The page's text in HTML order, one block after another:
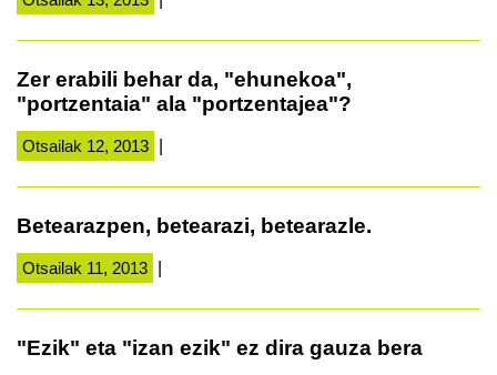
Zer erabili behar da, "ehunekoa",
"portzentaia" ala "portzentajea"?
Otsailak 12, 2013
Betearazpen, betearazi, betearazle.
Otsailak 11, 2013
"Ezik" eta "izan ezik" ez dira gauza bera